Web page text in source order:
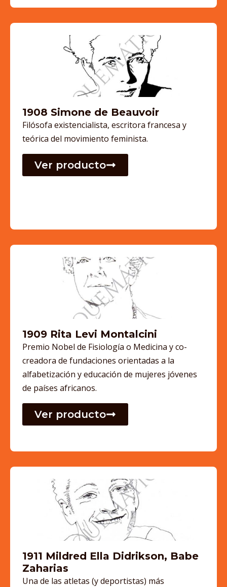
1908 Simone de Beauvoir
Filósofa existencialista, escritora francesa y
teórica del movimiento feminista.
Ver producto
1909 Rita Levi Montalcini
Premio Nobel de Fisiología o Medicina y co-
creadora de fundaciones orientadas a la
alfabetización y educación de mujeres jóvenes
de países africanos.
Ver producto
1911 Mildred Ella Didrikson, Babe
Zaharias
Una de las atletas (y deportistas) más